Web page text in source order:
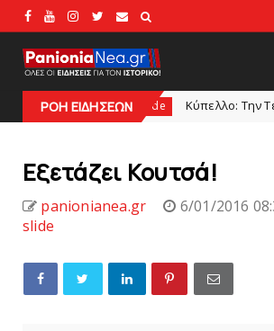
ΡΟΗ ΕΙΔΗΣΕΩΝ
slide Κύπελλο: Την Τετάρτη 19
Εξετάζει Κουτσά!
panionianea.gr
6/01/2016
slide